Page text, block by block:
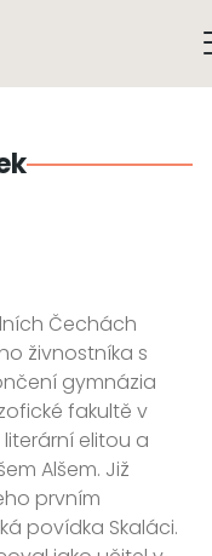
Čechách
živnostníka s
gymnázia
fakultě v
literární elitou a
Alšem. Již
prvním
povídka Skaláci.